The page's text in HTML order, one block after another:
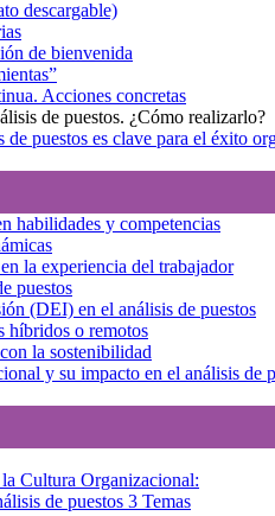
descargable)
de bienvenida
Acciones concretas
de puestos. ¿Cómo realizarlo?
puestos es clave para el éxito
habilidades y competencias
la experiencia del trabajador
puestos
(DEI) en el análisis de puestos
híbridos o remotos
la sostenibilidad
y su impacto en el análisis de
Cultura Organizacional:
de puestos 3 Temas